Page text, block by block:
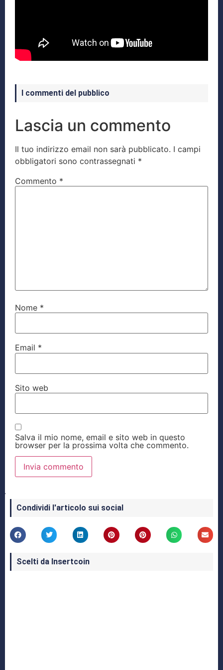
I commenti del pubblico
Lascia un commento
Il tuo indirizzo email non sarà pubblicato. I campi
obbligatori sono contrassegnati *
Commento *
Nome *
Email *
Sito web
Salva il mio nome, email e sito web in questo
browser per la prossima volta che commento.
Condividi l'articolo sui social
Scelti da Insertcoin